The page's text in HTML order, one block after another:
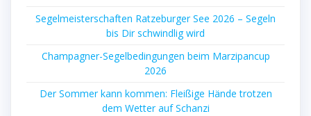
Segelmeisterschaften Ratzeburger See 2026 – Segeln
bis Dir schwindlig wird
Champagner-Segelbedingungen beim Marzipancup
2026
Der Sommer kann kommen: Fleißige Hände trotzen
dem Wetter auf Schanzi